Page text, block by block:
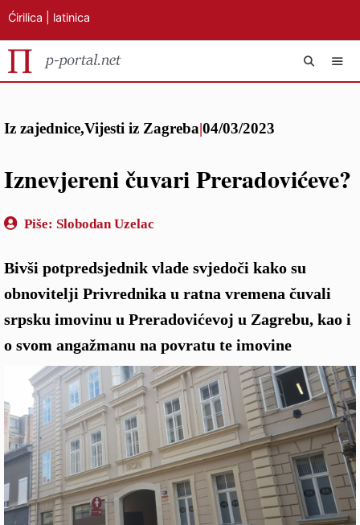
sadržaj
Ćirilica latinica
Iz zajednice,Vijesti iz Zagreba|04/03/2023
Iznevjereni čuvari Preradovićeve?
Piše: Slobodan Uzelac
Bivši potpredsjednik vlade svjedoči kako su
obnovitelji Privrednika u ratna vremena čuvali
srpsku imovinu u Preradovićevoj u Zagrebu, kao i
o svom angažmanu na povratu te imovine